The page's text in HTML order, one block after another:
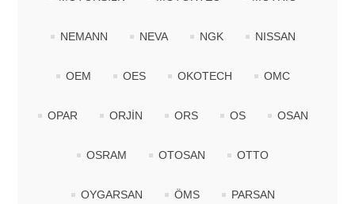
NEMANN NEVA NGK NISSAN
OEM OES OKOTECH OMC
OPAR ORJİN ORS OS OSAN
OSRAM OTOSAN OTTO
OYGARSAN ÖMS PARSAN